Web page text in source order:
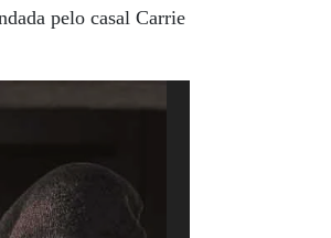
pelo casal Carrie